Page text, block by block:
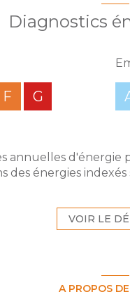
visiter sans tarder.
Diagnostics
F G
annuelles d'énergie
des énergies
VOIR LE
A PROPOS